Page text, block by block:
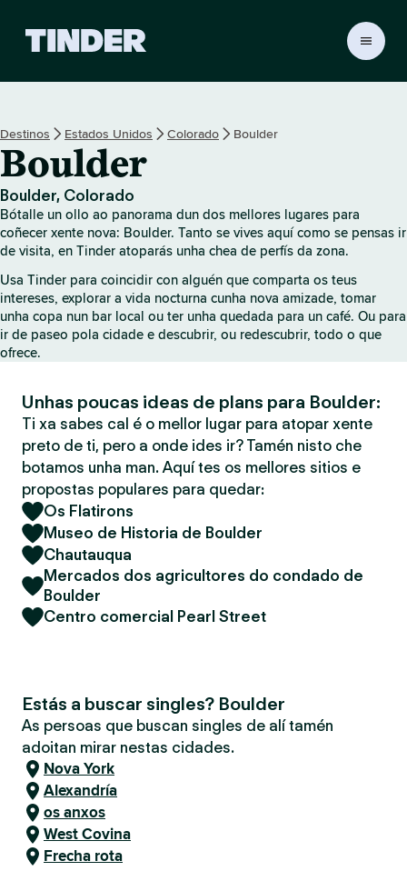
r
e
Destinos Estados Unidos Colorado Boulder
Boulder
Boulder, Colorado
Bótalle un ollo ao panorama dun dos mellores lugares para
coñecer xente nova: Boulder. Tanto se vives aquí como se pensas ir
de visita, en Tinder atoparás unha chea de perfís da zona.
Usa Tinder para coincidir con alguén que comparta os teus
intereses, explorar a vida nocturna cunha nova amizade, tomar
unha copa nun bar local ou ter unha quedada para un café. Ou para
ir de paseo pola cidade e descubrir, ou redescubrir, todo o que
ofrece.
Unhas poucas ideas de plans para Boulder:
Ti xa sabes cal é o mellor lugar para atopar xente
preto de ti, pero a onde ides ir? Tamén nisto che
botamos unha man. Aquí tes os mellores sitios e
propostas populares para quedar:
Os Flatirons
Museo de Historia de Boulder
Chautauqua
Mercados dos agricultores do condado de
Boulder
Centro comercial Pearl Street
Estás a buscar singles? Boulder
As persoas que buscan singles de alí tamén
adoitan mirar nestas cidades.
Nova York
Alexandría
os anxos
West Covina
Frecha rota